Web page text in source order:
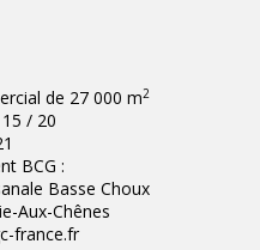
de 27 000 m2
/ 20
BCG :
Basse Choux
Aux-Chênes
france.fr